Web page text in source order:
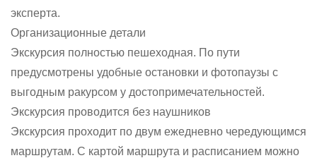
эксперта.
Организационные детали
Экскурсия полностью пешеходная. По пути
предусмотрены удобные остановки и фотопаузы с
выгодным ракурсом у достопримечательностей.
Экскурсия проводится без наушников
Экскурсия проходит по двум ежедневно чередующимся
маршрутам. С картой маршрута и расписанием можно